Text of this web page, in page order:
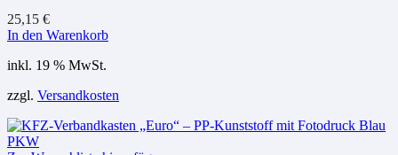
25,15 €
In den Warenkorb
inkl. 19 % MwSt.
zzgl. Versandkosten